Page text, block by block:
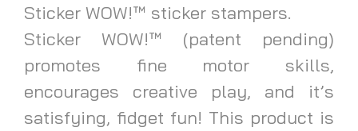
Sticker WOW!™ sticker stampers.
Sticker WOW!™ (patent pending)
promotes fine motor skills,
encourages creative play, and it’s
satisfying, fidget fun! This product is